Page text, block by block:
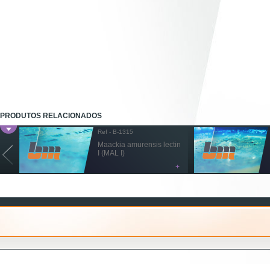
PRODUTOS RELACIONADOS
Ref - B-1315
Maackia amurensis lectin
I (MAL I)
+